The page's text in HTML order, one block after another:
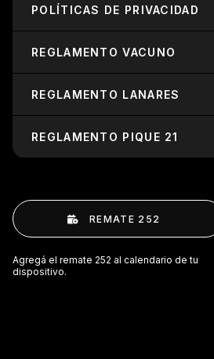
POLÍTICAS DE PRIVACIDAD
REGLAMENTO VACUNO
REGLAMENTO LANARES
REGLAMENTO PIQUE 21
REMATE 252
Agregá el remate 252 al calendario de tu
dispositivo.